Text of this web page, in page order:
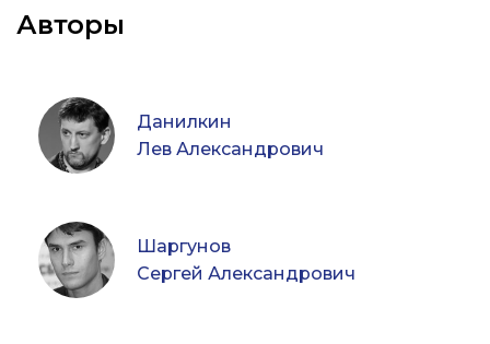
Авторы
Данилкин
Лев Александрович
Шаргунов
Сергей Александрович